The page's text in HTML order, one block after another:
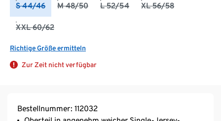
S 44/46 M 48/50 L 52/54 XL 56/58
XXL 60/62
Richtige Größe ermitteln
Zur Zeit nicht verfügbar
Bestellnummer: 112032